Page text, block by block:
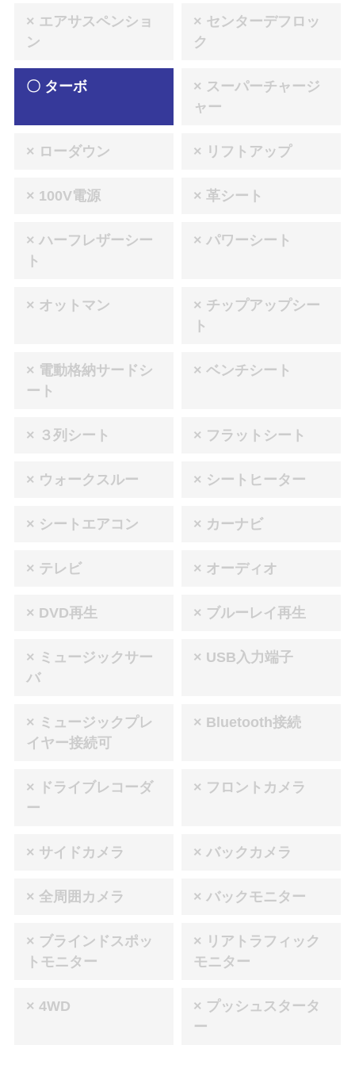
× エアサスペンショ
ン
× センターデフロッ
ク
〇 ターボ
× スーパーチャージ
ャー
× ローダウン × リフトアップ
× 100V電源 × 革シート
× ハーフレザーシー
ト
× パワーシート
× オットマン
× チップアップシー
ト
× 電動格納サードシ
ート
× ベンチシート
× ３列シート × フラットシート
× ウォークスルー × シートヒーター
× シートエアコン × カーナビ
× テレビ × オーディオ
× DVD再生 × ブルーレイ再生
× ミュージックサー
バ
× USB入力端子
× ミュージックプレ
イヤー接続可
× Bluetooth接続
× ドライブレコーダ
ー
× フロントカメラ
× サイドカメラ × バックカメラ
× 全周囲カメラ × バックモニター
× ブラインドスポッ
トモニター
× リアトラフィック
モニター
× 4WD
× プッシュスタータ
ー